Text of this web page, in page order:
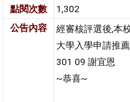
點閱次數
1,302
公告內容
經審核評選後,本
大學入學申請推
301 09 謝宜恩
~恭喜~